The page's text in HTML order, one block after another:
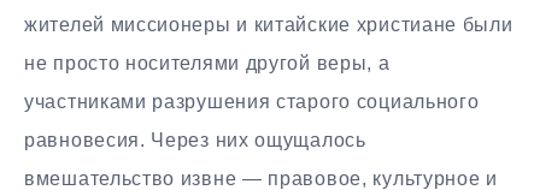
жителей миссионеры и китайские христиане были
не просто носителями другой веры, а
участниками разрушения старого социального
равновесия. Через них ощущалось
вмешательство извне — правовое, культурное и